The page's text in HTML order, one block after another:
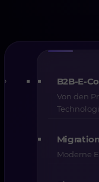
content
B2B-E-
Von den
Moderne